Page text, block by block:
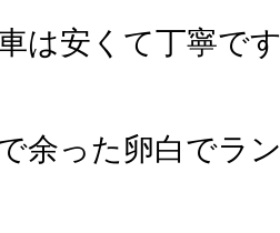
は安くて丁寧で
余った卵白でラ